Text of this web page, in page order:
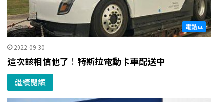
電動車
2022-09-30
這次該相信他了！特斯拉電動卡車配送中
繼續閱讀